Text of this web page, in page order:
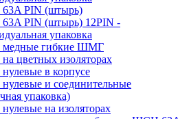
PIN (штырь)
PIN (штырь) 12PIN -
упаковка
гибкие ШМГ
цветных изоляторах
в корпусе
и соединительные
упаковка)
на изоляторах